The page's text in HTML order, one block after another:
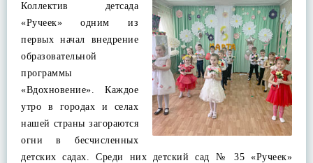
Коллектив детсада
«Ручеек» одним из
первых начал внедрение
образовательной
программы
«Вдохновение». Каждое
утро в городах и селах
нашей страны загораются
огни в бесчисленных
детских садах. Среди них детский сад № 35 «Ручеек»